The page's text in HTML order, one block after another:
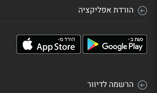
הורדת אפליקציה
הרשמה לדיוור